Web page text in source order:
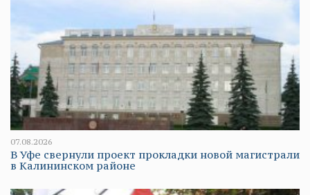
07.08.2026
В Уфе свернули проект прокладки новой магистрали
в Калининском районе